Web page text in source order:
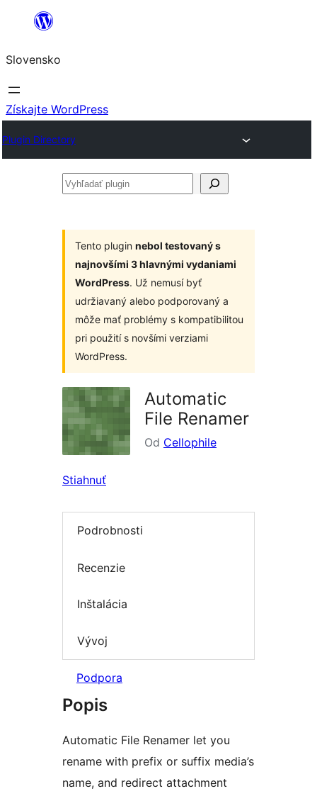
Prejsť
obsah
Slovensko
Získajte WordPress
Plugin Directory
Vyhľadať
Tento plugin nebol testovaný s
najnovšími 3 hlavnými vydaniami
WordPress. Už nemusí byť
udržiavaný alebo podporovaný a
môže mať problémy s kompatibilitou
pri použití s novšími verziami
WordPress.
Automatic
File Renamer
Od Cellophile
Stiahnuť
Podrobnosti
Recenzie
Inštalácia
Vývoj
Podpora
Popis
Automatic File Renamer let you
rename with prefix or suffix media’s
name, and redirect attachment